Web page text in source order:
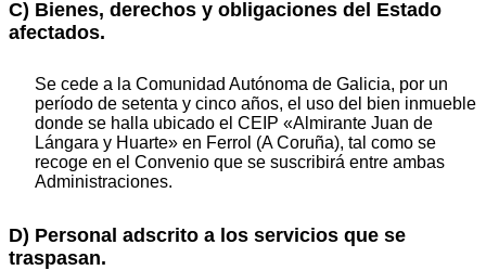
C) Bienes, derechos y obligaciones del Estado
afectados.
Se cede a la Comunidad Autónoma de Galicia, por un
período de setenta y cinco años, el uso del bien inmueble
donde se halla ubicado el CEIP «Almirante Juan de
Lángara y Huarte» en Ferrol (A Coruña), tal como se
recoge en el Convenio que se suscribirá entre ambas
Administraciones.
D) Personal adscrito a los servicios que se
traspasan.